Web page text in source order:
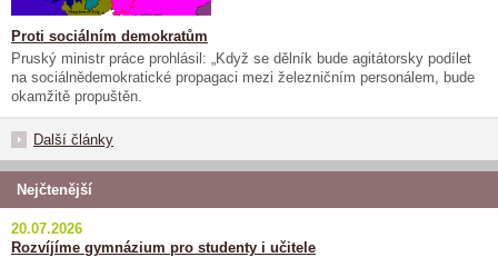
Proti sociálním demokratům
Pruský ministr práce prohlásil: „Když se dělník bude agitátorsky podílet
na sociálnědemokratické propagaci mezi železničním personálem, bude
okamžitě propuštěn.
Další články
Nejčtenější
20.07.2026
Rozvíjíme gymnázium pro studenty i učitele